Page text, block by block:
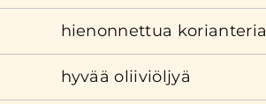
hienonnettua korianteria
hyvää oliiviöljyä